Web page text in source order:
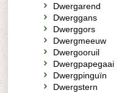
Dwergarend
Dwerggans
Dwerggors
Dwergmeeuw
Dwergooruil
Dwergpapegaai
Dwergpinguïn
Dwergstern